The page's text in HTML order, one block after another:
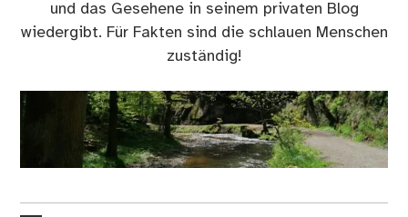
und das Gesehene in seinem privaten Blog
wiedergibt. Für Fakten sind die schlauen Menschen
zuständig!